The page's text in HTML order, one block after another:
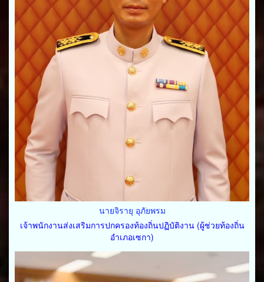
นายจิรายุ อุภัยพรม
เจ้าพนักงานส่งเสริมการปกครองท้องถิ่นปฏิบัติงาน (ผู้ช่วยท้องถิ่น
อำเภอเซกา)